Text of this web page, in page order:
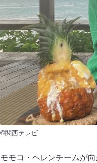
©関西テレビ
モモコ・ヘレンチームが